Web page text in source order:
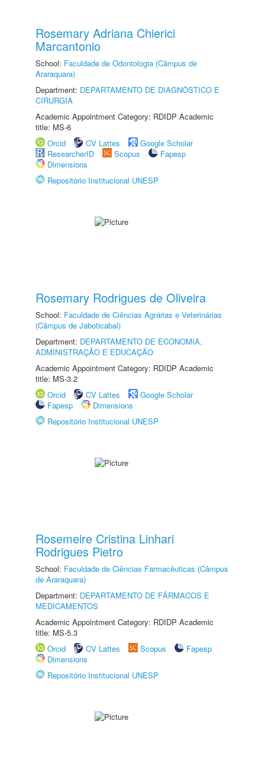
Rosemary Adriana Chierici
Marcantonio
School: Faculdade de Odontologia (Câmpus de
Araraquara)
Department: DEPARTAMENTO DE DIAGNÓSTICO E
CIRURGIA
Academic Appointment Category: RDIDP Academic
title: MS-6
Orcid
CV Lattes
Google Scholar
ResearcherID
Scopus
Fapesp
Dimensions
Repositório Institucional UNESP
Rosemary Rodrigues de Oliveira
School: Faculdade de Ciências Agrárias e Veterinárias
(Câmpus de Jaboticabal)
Department: DEPARTAMENTO DE ECONOMIA,
ADMINISTRAÇÃO E EDUCAÇÃO
Academic Appointment Category: RDIDP Academic
title: MS-3.2
Orcid
CV Lattes
Google Scholar
Fapesp
Dimensions
Repositório Institucional UNESP
Rosemeire Cristina Linhari
Rodrigues Pietro
School: Faculdade de Ciências Farmacêuticas (Câmpus
de Araraquara)
Department: DEPARTAMENTO DE FÁRMACOS E
MEDICAMENTOS
Academic Appointment Category: RDIDP Academic
title: MS-5.3
Orcid
CV Lattes Scopus
Fapesp
Dimensions
Repositório Institucional UNESP